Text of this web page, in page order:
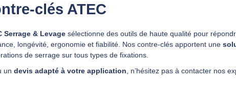
ATEC
Serrage & Levage sélectionne des outils de haute qualité pour
longévité, ergonomie et fiabilité. Nos contre‑clés apportent une
de serrage sur tous types de fixations.
un devis adapté à votre application , n’hésitez pas à contacter nos